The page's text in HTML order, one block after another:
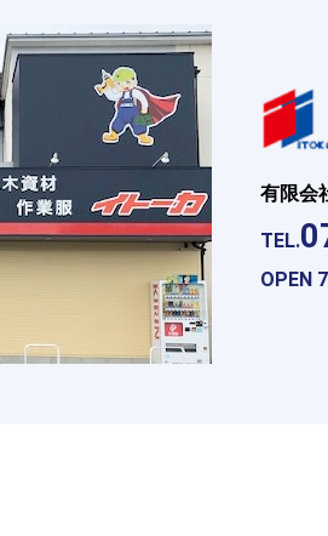
有限会
TEL.
OPEN